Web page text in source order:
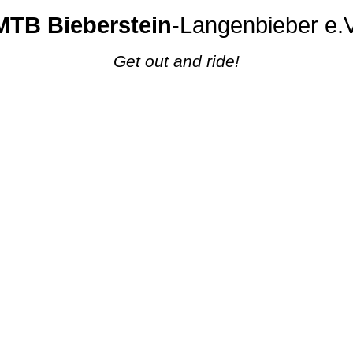
Bieberstein-Langenbieber
Get out and ride!